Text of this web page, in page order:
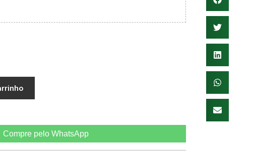
Compre pelo WhatsApp